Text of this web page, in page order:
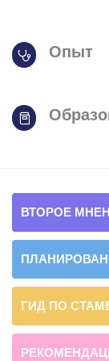
Опыт
ВТОРОЕ
ГИД ПО